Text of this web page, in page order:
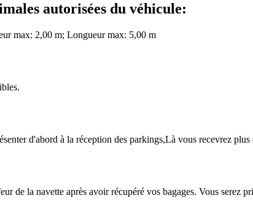
autorisées du véhicule:
max: 2,00 m; Longueur max: 5,00 m
d'abord à la réception des parkings,Là vous recevrez
de la navette après avoir récupéré vos bagages. Vous serez